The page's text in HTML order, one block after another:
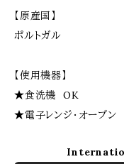
【原産国】
ポルトガル
【使用機器】
★食洗機 OK
★電子レンジ・オーブ